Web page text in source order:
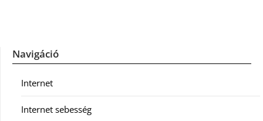
Navigáció
Internet
Internet sebesség